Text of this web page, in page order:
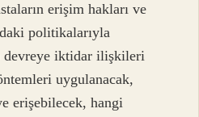
erişim hakları ve
politikalarıyla
devreye iktidar ilişkileri
uygulanacak,
erişebilecek, hangi